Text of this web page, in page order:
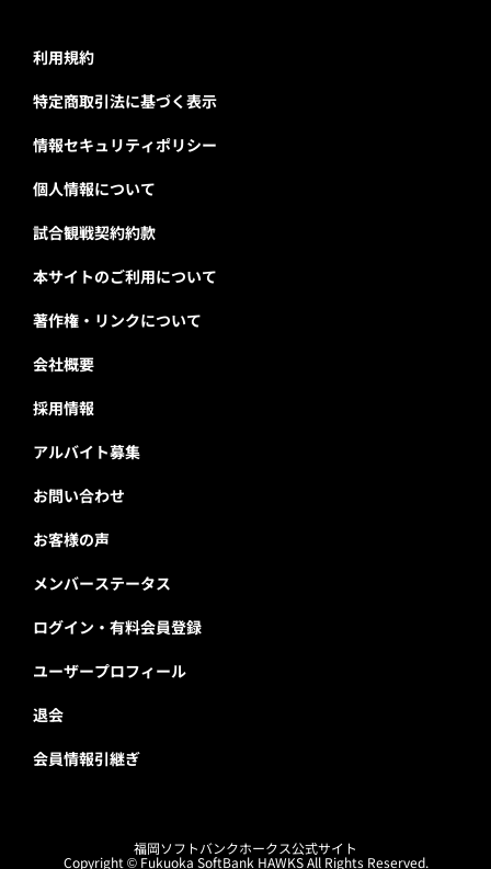
利用規約
特定商取引法に基づく表示
情報セキュリティポリシー
個人情報について
試合観戦契約約款
本サイトのご利用について
著作権・リンクについて
会社概要
採用情報
アルバイト募集
お問い合わせ
お客様の声
メンバーステータス
ログイン・有料会員登録
ユーザープロフィール
退会
会員情報引継ぎ
福岡ソフトバンクホークス公式サイト
Copyright © Fukuoka SoftBank HAWKS All Rights Reserved.